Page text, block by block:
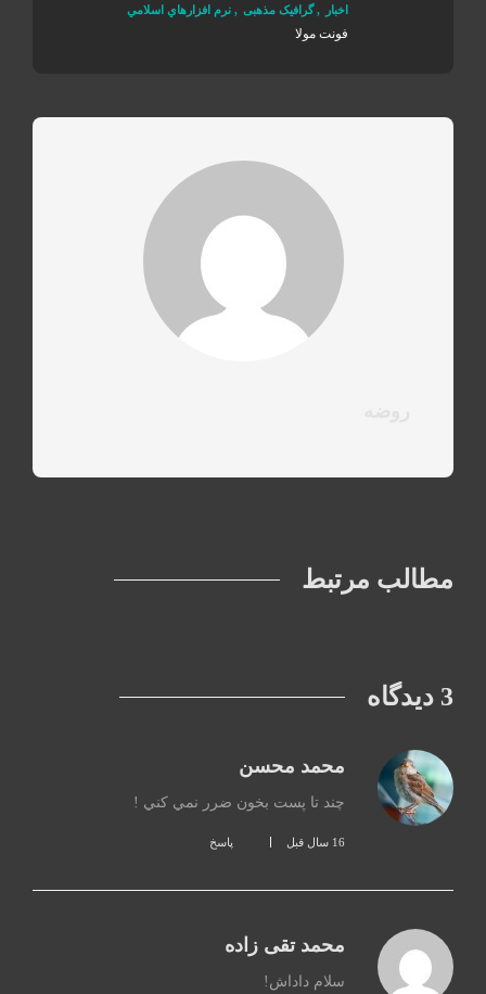
اخبار ,گرافیک مذهبی , نرم افزارهاي اسلامي
فونت مولا
مطالب مرتبط
3 دیدگاه
محمد محسن
چند تا پست بخون ضرر نمي كني !
16 سال قبل پاسخ
محمد تقی زاده
سلام داداش!